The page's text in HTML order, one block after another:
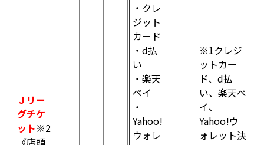
Ｊリー
グチケ
ット※2
《店頭
・クレ
ジット
カード
・d払
い
・楽天
ペイ
・
Yahoo!
ウォレ
※1クレジ
ットカー
ド、d払
い、楽天ペ
イ、
Yahoo!ウ
ォレット決